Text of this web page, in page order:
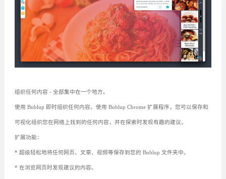
组织任何内容 - 全部集中在一个地方。
使用 Bublup 即时组织任何内容。使用 Bublup Chrome 扩展程序，您可以保存和
可视化组织您在网络上找到的任何内容，并在探索时发现有趣的建议。
扩展功能：
* 超级轻松地将任何网页、文章、视频等保存到您的 Bublup 文件夹中。
* 在浏览网页时发现建议的内容。